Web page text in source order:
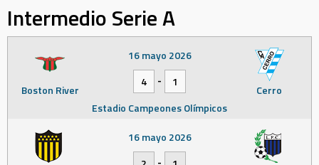
Intermedio Serie A
Boston River Cerro
16 mayo 2026
4
-
1
Estadio Campeones Olímpicos
16 mayo 2026